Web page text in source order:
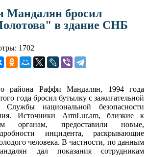
Мандалян бросил
в здание СНБ
1702
района Раффи Мандалян, 1994 года
года бросил бутылку с зажигательной
национальной безопасности
Источники ArmLur.am, близкие к
органам, предоставили новые,
инцидента, раскрывающие
человека. В частности, по данным
дал показания сотрудникам